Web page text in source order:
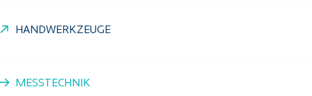
HANDWERKZEUGE
MESSTECHNIK